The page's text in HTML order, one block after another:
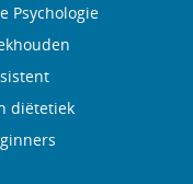
Psychologie
diëtetiek